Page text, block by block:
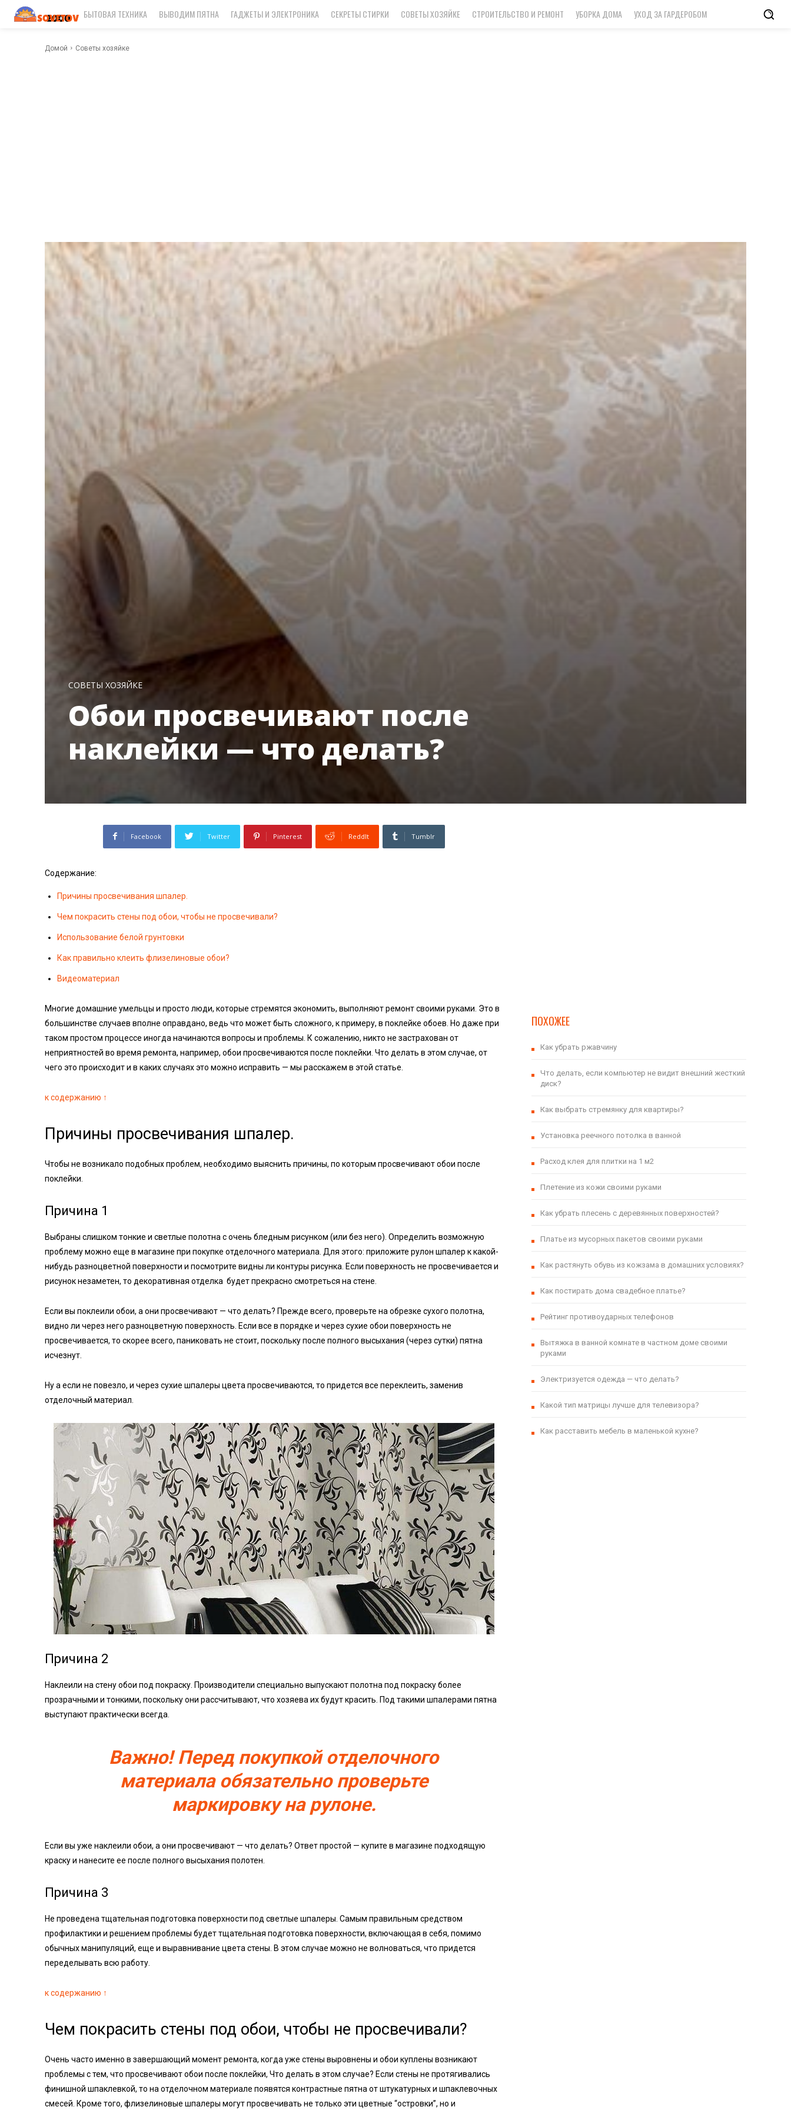
БЫТОВАЯ ТЕХНИКА ВЫВОДИМ ПЯТНА ГАДЖЕТЫ И ЭЛЕКТРОНИКА СЕКРЕТЫ СТИРКИ СОВЕТЫ ХОЗЯЙКЕ СТРОИТЕЛЬСТВО И РЕМОНТ УБОРКА ДОМА УХОД ЗА ГАРДЕРОБОМ
Домой Советы хозяйке
СОВЕТЫ ХОЗЯЙКЕ
Обои просвечивают после
наклейки — что делать?
Facebook Twitter Pinterest ReddIt Tumblr
Содержание:
Причины просвечивания шпалер.
Чем покрасить стены под обои, чтобы не просвечивали?
Использование белой грунтовки
Как правильно клеить флизелиновые обои?
Видеоматериал
Многие домашние умельцы и просто люди, которые стремятся экономить, выполняют ремонт своими руками. Это в
большинстве случаев вполне оправдано, ведь что может быть сложного, к примеру, в поклейке обоев. Но даже при
таком простом процессе иногда начинаются вопросы и проблемы. К сожалению, никто не застрахован от
неприятностей во время ремонта, например, обои просвечиваются после поклейки. Что делать в этом случае, от
чего это происходит и в каких случаях это можно исправить — мы расскажем в этой статье.
к содержанию ↑
Причины просвечивания шпалер.
Чтобы не возникало подобных проблем, необходимо выяснить причины, по которым просвечивают обои после
поклейки.
Причина 1
Выбраны слишком тонкие и светлые полотна с очень бледным рисунком (или без него). Определить возможную
проблему можно еще в магазине при покупке отделочного материала. Для этого: приложите рулон шпалер к какой-
нибудь разноцветной поверхности и посмотрите видны ли контуры рисунка. Если поверхность не просвечивается и
рисунок незаметен, то декоративная отделка будет прекрасно смотреться на стене.
Если вы поклеили обои, а они просвечивают — что делать? Прежде всего, проверьте на обрезке сухого полотна,
видно ли через него разноцветную поверхность. Если все в порядке и через сухие обои поверхность не
просвечивается, то скорее всего, паниковать не стоит, поскольку после полного высыхания (через сутки) пятна
исчезнут.
Ну а если не повезло, и через сухие шпалеры цвета просвечиваются, то придется все переклеить, заменив
отделочный материал.
Причина 2
Наклеили на стену обои под покраску. Производители специально выпускают полотна под покраску более
прозрачными и тонкими, поскольку они рассчитывают, что хозяева их будут красить. Под такими шпалерами пятна
выступают практически всегда.
Важно! Перед покупкой отделочного
материала обязательно проверьте
маркировку на рулоне.
Если вы уже наклеили обои, а они просвечивают — что делать? Ответ простой — купите в магазине подходящую
краску и нанесите ее после полного высыхания полотен.
Причина 3
Не проведена тщательная подготовка поверхности под светлые шпалеры. Самым правильным средством
профилактики и решением проблемы будет тщательная подготовка поверхности, включающая в себя, помимо
обычных манипуляций, еще и выравнивание цвета стены. В этом случае можно не волноваться, что придется
переделывать всю работу.
к содержанию ↑
Чем покрасить стены под обои, чтобы не просвечивали?
Очень часто именно в завершающий момент ремонта, когда уже стены выровнены и обои куплены возникают
проблемы с тем, что просвечивают обои после поклейки, Что делать в этом случае? Если стены не протягивались
финишной шпаклевкой, то на отделочном материале появятся контрастные пятна от штукатурных и шпаклевочных
смесей. Кроме того, флизелиновые шпалеры могут просвечивать не только эти цветные “островки”, но и
ПОХОЖЕЕ
Как убрать ржавчину
Что делать, если компьютер не видит внешний жесткий
диск?
Как выбрать стремянку для квартиры?
Установка реечного потолка в ванной
Расход клея для плитки на 1 м2
Плетение из кожи своими руками
Как убрать плесень с деревянных поверхностей?
Платье из мусорных пакетов своими руками
Как растянуть обувь из кожзама в домашних условиях?
Как постирать дома свадебное платье?
Рейтинг противоударных телефонов
Вытяжка в ванной комнате в частном доме своими
руками
Электризуется одежда — что делать?
Какой тип матрицы лучше для телевизора?
Как расставить мебель в маленькой кухне?